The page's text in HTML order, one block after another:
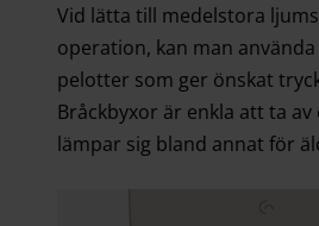
Vid lätta till medelstora
operation, kan man använda
pelotter som ger önskat
Bråckbyxor är enkla att ta av
lämpar sig bland annat för